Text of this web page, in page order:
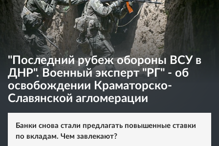
"Последний рубеж обороны ВСУ в
ДНР". Военный эксперт "РГ" - об
освобождении Краматорско-
Славянской агломерации
Банки снова стали предлагать повышенные ставки
по вкладам. Чем завлекают?